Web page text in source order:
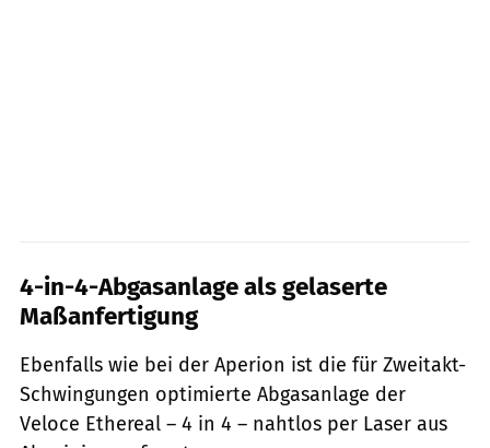
4-in-4-Abgasanlage als gelaserte
Maßanfertigung
Ebenfalls wie bei der Aperion ist die für Zweitakt-
Schwingungen optimierte Abgasanlage der
Veloce Ethereal – 4 in 4 – nahtlos per Laser aus